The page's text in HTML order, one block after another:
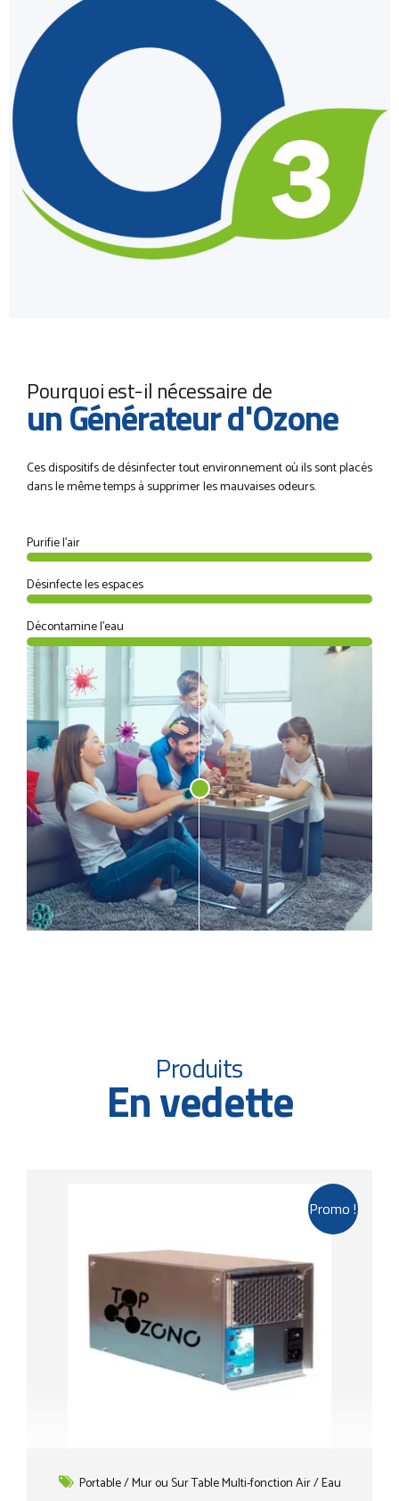
Pourquoi est-il nécessaire de
un Générateur d'Ozone
Ces dispositifs de désinfecter tout environnement où ils sont placés
dans le même temps à supprimer les mauvaises odeurs.
Purifie l'air
Désinfecte les espaces
Décontamine l'eau
Produits
En vedette
Promo !
Portable / Mur ou Sur Table Multi-fonction Air / Eau